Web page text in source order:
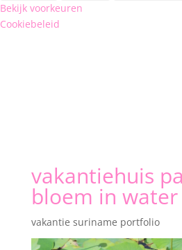
Bekijk voorkeuren
Cookiebeleid
vakantiehuis
bloem in water
vakantie suriname portfolio